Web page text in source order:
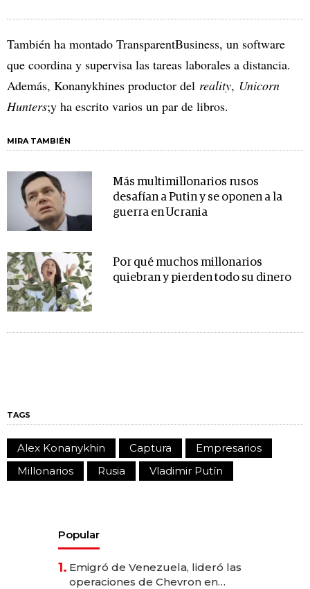
También ha montado TransparentBusiness, un software
que coordina y supervisa las tareas laborales a distancia.
Además, Konanykhines productor del reality, Unicorn
Hunters;y ha escrito varios un par de libros.
MIRA TAMBIÉN
Más multimillonarios rusos
desafían a Putin y se oponen a la
guerra en Ucrania
Por qué muchos millonarios
quiebran y pierden todo su dinero
TAGS
Alex Konanykhin Captura
Empresarios
Millonarios
Rusia Vladimir Putín
Popular
1. Emigró de Venezuela, lideró las
operaciones de Chevron en